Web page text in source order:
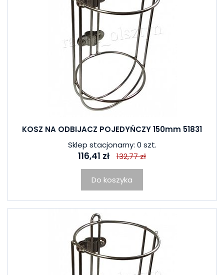
KOSZ NA ODBIJACZ POJEDYŃCZY 150mm 51831
Sklep stacjonarny: 0 szt.
116,41 zł 132,77 zł
Do koszyka